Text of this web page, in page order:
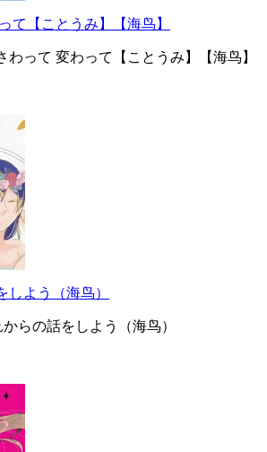
て【ことうみ】【海鸟】
わって 変わって【ことうみ】【海鸟】
しよう（海鸟）
らの話をしよう（海鸟）